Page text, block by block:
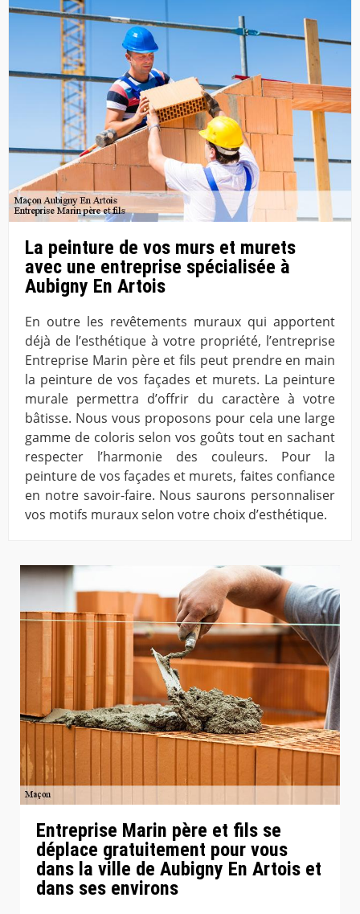
La peinture de vos murs et murets
avec une entreprise spécialisée à
Aubigny En Artois
En outre les revêtements muraux qui apportent
déjà de l’esthétique à votre propriété, l’entreprise
Entreprise Marin père et fils peut prendre en main
la peinture de vos façades et murets. La peinture
murale permettra d’offrir du caractère à votre
bâtisse. Nous vous proposons pour cela une large
gamme de coloris selon vos goûts tout en sachant
respecter l’harmonie des couleurs. Pour la
peinture de vos façades et murets, faites confiance
en notre savoir-faire. Nous saurons personnaliser
vos motifs muraux selon votre choix d’esthétique.
Entreprise Marin père et fils se
déplace gratuitement pour vous
dans la ville de Aubigny En Artois et
dans ses environs